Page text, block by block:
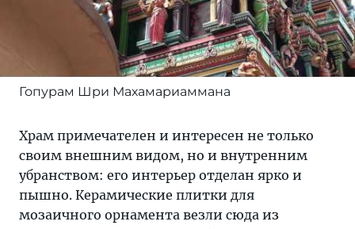
Гопурам Шри Махамариаммана
Храм примечателен и интересен не только
своим внешним видом, но и внутренним
убранством: его интерьер отделан ярко и
пышно. Керамические плитки для
мозаичного орнамента везли сюда из